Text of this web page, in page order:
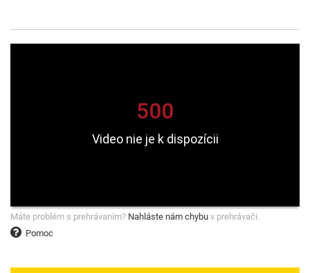
Pomoc
Máte problém s prehrávaním? Nahláste nám chybu v prehrávači.